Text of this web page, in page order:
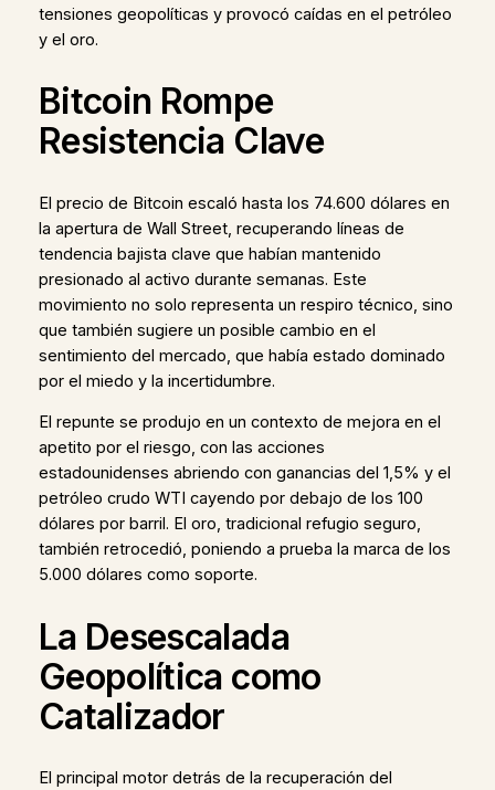
tensiones geopolíticas y provocó caídas en el petróleo
y el oro.
Bitcoin Rompe
Resistencia Clave
El precio de Bitcoin escaló hasta los 74.600 dólares en
la apertura de Wall Street, recuperando líneas de
tendencia bajista clave que habían mantenido
presionado al activo durante semanas. Este
movimiento no solo representa un respiro técnico, sino
que también sugiere un posible cambio en el
sentimiento del mercado, que había estado dominado
por el miedo y la incertidumbre.
El repunte se produjo en un contexto de mejora en el
apetito por el riesgo, con las acciones
estadounidenses abriendo con ganancias del 1,5% y el
petróleo crudo WTI cayendo por debajo de los 100
dólares por barril. El oro, tradicional refugio seguro,
también retrocedió, poniendo a prueba la marca de los
5.000 dólares como soporte.
La Desescalada
Geopolítica como
Catalizador
El principal motor detrás de la recuperación del